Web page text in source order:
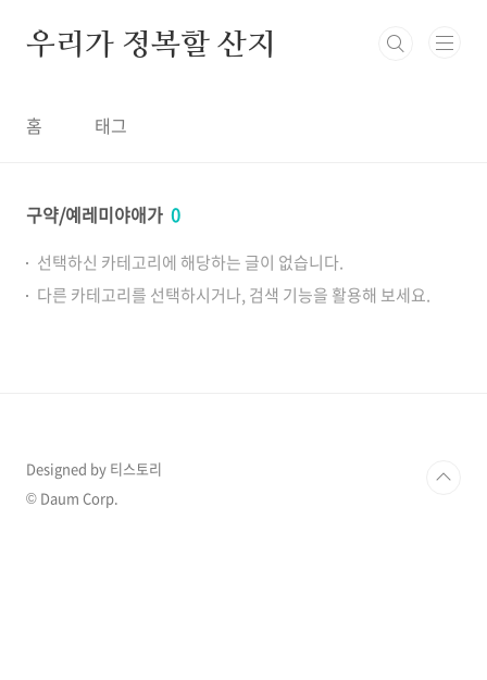
우리가 정복할 산지
홈 태그
구약/예레미야애가 0
선택하신 카테고리에 해당하는 글이 없습니다.
다른 카테고리를 선택하시거나, 검색 기능을 활용해 보세요.
Designed by 티스토리
© Daum Corp.